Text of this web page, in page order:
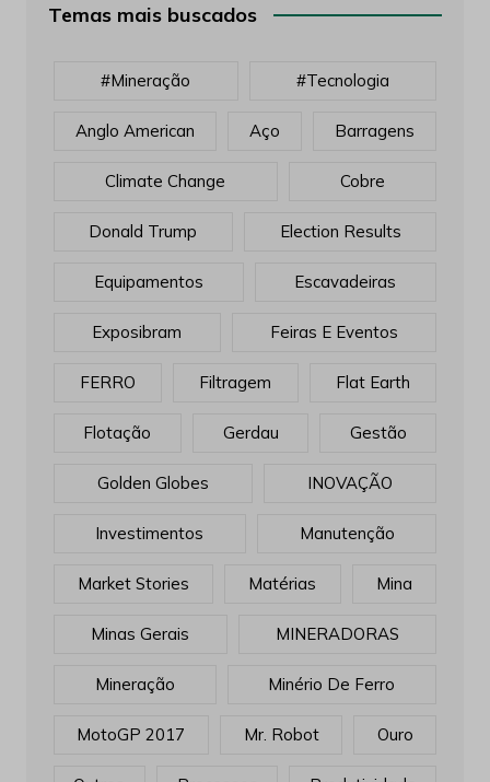
Temas mais buscados
#mineração #tecnologia
Anglo American Aço Barragens
Climate Change Cobre
Donald Trump Election Results
Equipamentos Escavadeiras
Exposibram Feiras E Eventos
FERRO Filtragem Flat Earth
Flotação Gerdau Gestão
Golden Globes INOVAÇÃO
Investimentos Manutenção
Market Stories Matérias Mina
Minas Gerais MINERADORAS
Mineração Minério De Ferro
MotoGP 2017 Mr. Robot Ouro